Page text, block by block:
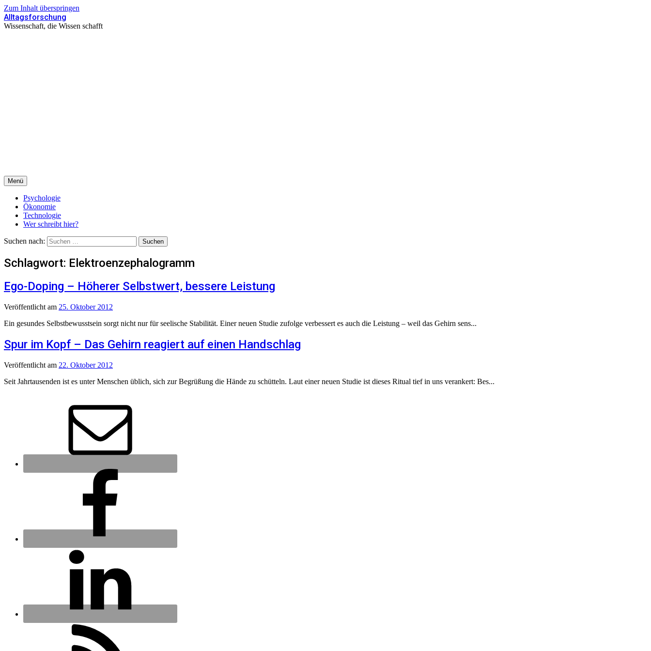
Zum Inhalt überspringen
Alltagsforschung
Wissenschaft, die Wissen schafft
Menü
Psychologie
Ökonomie
Technologie
Wer schreibt hier?
Suchen nach:
Schlagwort: Elektroenzephalogramm
Ego-Doping – Höherer Selbstwert, bessere Leistung
Veröffentlicht am 25. Oktober 2012
Ein gesundes Selbstbewusstsein sorgt nicht nur für seelische Stabilität. Einer neuen Studie zufolge verbessert es auch die Leistung – weil das Gehirn sens...
Spur im Kopf – Das Gehirn reagiert auf einen Handschlag
Veröffentlicht am 22. Oktober 2012
Seit Jahrtausenden ist es unter Menschen üblich, sich zur Begrüßung die Hände zu schütteln. Laut einer neuen Studie ist dieses Ritual tief in uns verankert: Bes...